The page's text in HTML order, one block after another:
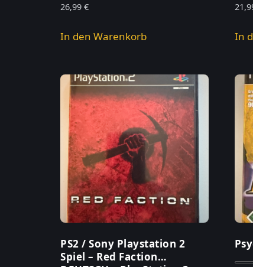
26,99 €
In den Warenkorb In
PS2 / Sony Playstation 2
Spiel – Red Faction